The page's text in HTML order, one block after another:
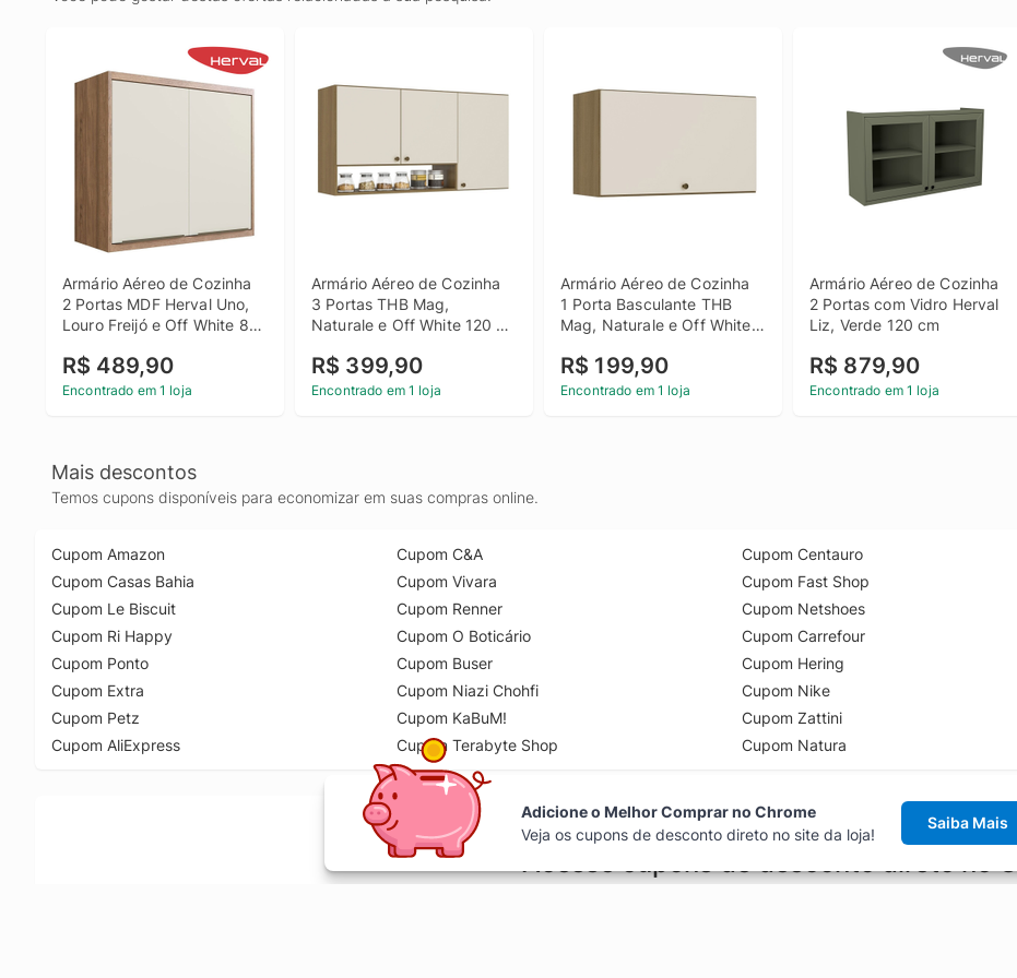
Armário Aéreo de Cozinha
2 Portas MDF Herval Uno,
Louro Freijó e Off White 80
R$ 489,90
Encontrado em 1 loja
Armário Aéreo de Cozinha
3 Portas THB Mag,
Naturale e Off White 120
R$ 399,90
Encontrado em 1 loja
Armário Aéreo de Cozinha
1 Porta Basculante THB
Mag, Naturale e Off White
R$ 199,90
Encontrado em 1 loja
Armário Aéreo de Cozinha
2 Portas com Vidro Herval
Liz, Verde 120 cm
R$ 879,90
Encontrado em 1 loja
Mais descontos
Temos cupons disponíveis para economizar em suas compras online.
Cupom Amazon
Cupom Casas Bahia
Cupom Le Biscuit
Cupom Ri Happy
Cupom Ponto
Cupom Extra
Cupom Petz
Cupom AliExpress
Cupom C&A
Cupom Vivara
Cupom Renner
Cupom O Boticário
Cupom Buser
Cupom Niazi Chohfi
Cupom KaBuM!
Cupom Terabyte Shop
Cupom Centauro
Cupom Fast Shop
Cupom Netshoes
Cupom Carrefour
Cupom Hering
Cupom Nike
Cupom Zattini
Cupom Natura
Acesse cupons de desconto direto no
Adicione o Melhor Comprar no Chrome
Veja os cupons de desconto direto no site da loja!
Saiba Mais